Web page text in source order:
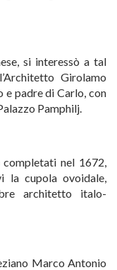
si interessò a tal
Girolamo
e padre di Carlo, con
Pamphilj.
nel 1672,
la cupola ovoidale,
architetto italo-
Marco Antonio